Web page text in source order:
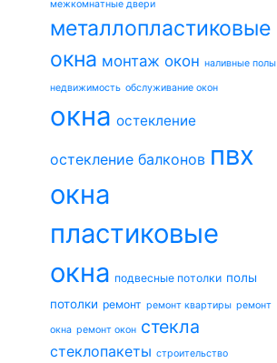
межкомнатные двери
металлопластиковые
окна монтаж окон наливные полы
недвижимость обслуживание окон
окна остекление
остекление балконов пвх
окна
пластиковые
окна подвесные потолки полы
потолки ремонт ремонт квартиры ремонт
окна ремонт окон стекла
стеклопакеты строительство